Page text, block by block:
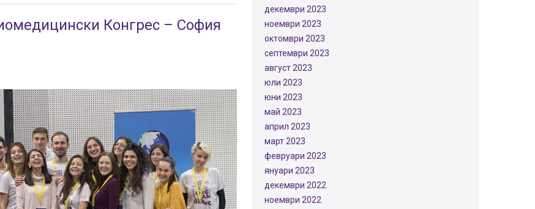
Конгрес – София
декември 2023
ноември 2023
октомври 2023
септември 2023
август 2023
юли 2023
юни 2023
май 2023
април 2023
март 2023
февруари 2023
януари 2023
декември 2022
ноември 2022